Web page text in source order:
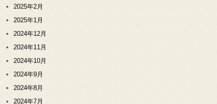
2025年2月
2025年1月
2024年12月
2024年11月
2024年10月
2024年9月
2024年8月
2024年7月